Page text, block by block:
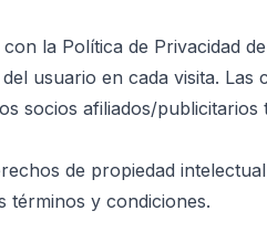
la Política de Privacidad
usuario en cada visita.
socios afiliados/publicitarios
de propiedad
términos y condiciones.